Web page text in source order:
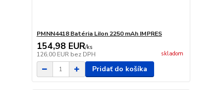
PMNN4418 Batéria LiIon 2250 mAh IMPRES
154,98 EUR/ks
126,00 EUR bez DPH skladom
Pridať do košíka